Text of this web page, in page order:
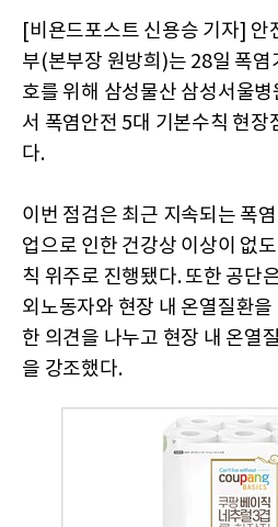
[비욘드포스트 신용승 기자] 안
부(본부장 원방희)는 28일 폭
호를 위해 삼성물산 삼성서울병
서 폭염안전 5대 기본수칙 현장
다.
이번 점검은 최근 지속되는 폭
업으로 인한 건강상 이상이 없
칙 위주로 진행됐다. 또한 공단
외노동자와 현장 내 온열질환
한 의견을 나누고 현장 내 온열
을 강조했다.